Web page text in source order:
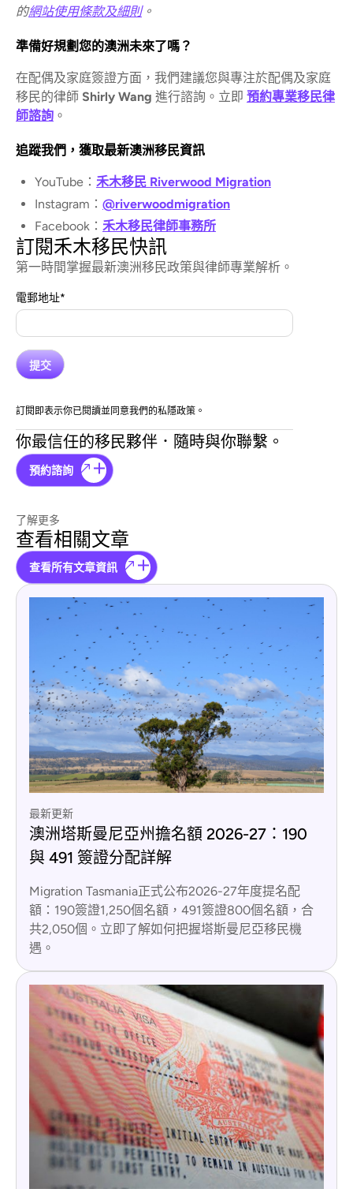
訂閱禾木移民快訊
第一時間掌握最新澳洲移民政策與律師專業解析。
電郵地址*
訂閱即表示你已閱讀並同意我們的私隱政策。
你最信任的移民夥伴．隨時與你聯繫。
預約諮詢
的網站使用條款及細則。
準備好規劃您的澳洲未來了嗎？
在配偶及家庭簽證方面，我們建議您與專注於配偶及家庭
移民的律師 Shirly Wang 進行諮詢。立即 預約專業移民律
師諮詢 。
追蹤我們，獲取最新澳洲移民資訊
YouTube： 禾木移民 Riverwood Migration
Instagram： @riverwoodmigration
Facebook： 禾木移民律師事務所
了解更多
查看相關文章
查看所有文章資訊
最新更新
澳洲塔斯曼尼亞州擔名額 2026-27：190
與 491 簽證分配詳解
Migration Tasmania正式公布2026-27年度提名配
額：190簽證1,250個名額，491簽證800個名額，合
共2,050個。立即了解如何把握塔斯曼尼亞移民機
遇。